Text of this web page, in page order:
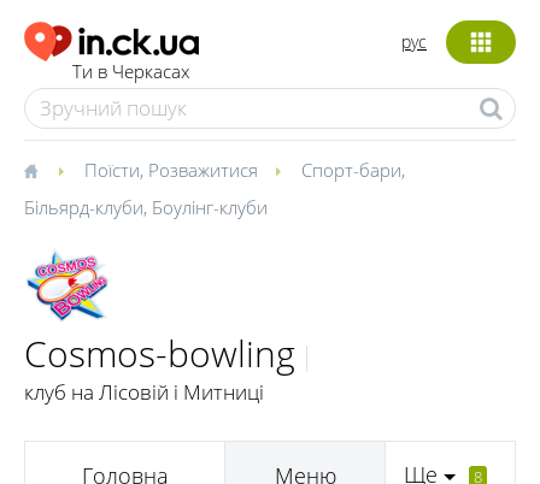
Ти в Черкасах
рус
Поїсти, Розважитися Спорт-бари,
Більярд-клуби, Боулінг-клуби
Cosmos-bowling
клуб на Лісовій і Митниці
Головна Меню Ще 8